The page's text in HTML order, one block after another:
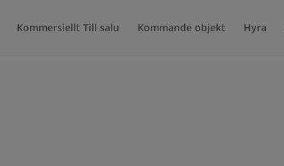
Kommersiellt Till salu Kommande objekt Hyra